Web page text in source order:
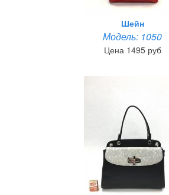
Шейн
Модель: 1050
Цена 1495 руб